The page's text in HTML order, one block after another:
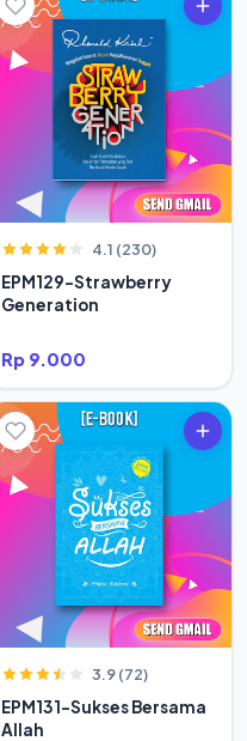
4.1 (230)
EPM129-Strawberry
Generation
Rp 9.000
3.9 (72)
EPM131-Sukses Bersama
Allah